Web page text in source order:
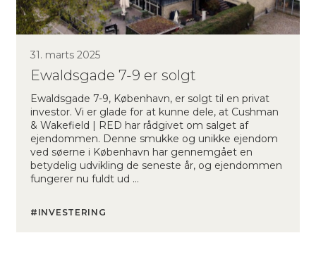
31. marts 2025
Ewaldsgade 7-9 er solgt
Ewaldsgade 7-9, København, er solgt til en privat
investor. Vi er glade for at kunne dele, at Cushman
& Wakefield | RED har rådgivet om salget af
ejendommen. Denne smukke og unikke ejendom
ved søerne i København har gennemgået en
betydelig udvikling de seneste år, og ejendommen
fungerer nu fuldt ud …
INVESTERING